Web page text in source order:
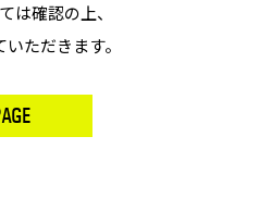
は確認の上、
ただきます。